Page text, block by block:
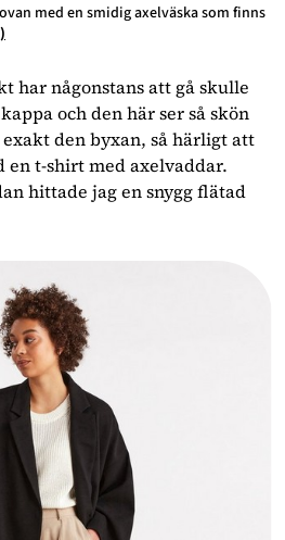
med en smidig axelväska som finns
har någonstans att gå skulle
och den här ser så skön
den byxan, så härligt att
en t-shirt med axelvaddar.
hittade jag en snygg flätad